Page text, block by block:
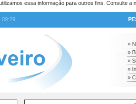
essa informação para outros fins. Consulte a
09:29
»
»
»
»
»